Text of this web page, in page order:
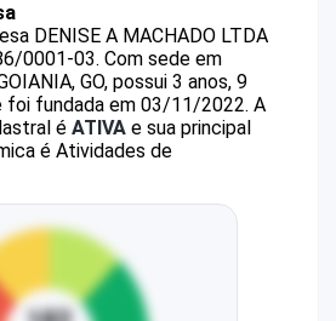
DENISE A MACHADO LTDA
0001-03. Com sede em
GO, possui 3 anos, 9
foi fundada em 03/11/2022. A
é ATIVA e sua principal
é Atividades de